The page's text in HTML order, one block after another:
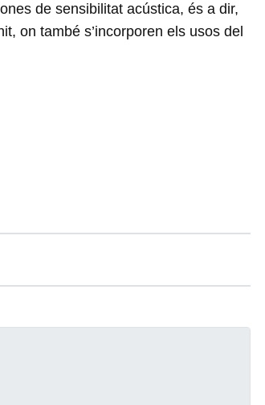
de sensibilitat acústica, és a dir,
on també s’incorporen els usos del